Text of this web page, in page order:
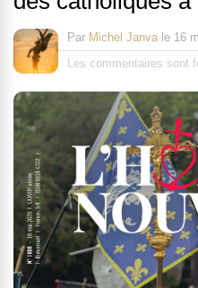
Par Michel Janva le 16
Les commentaires sont